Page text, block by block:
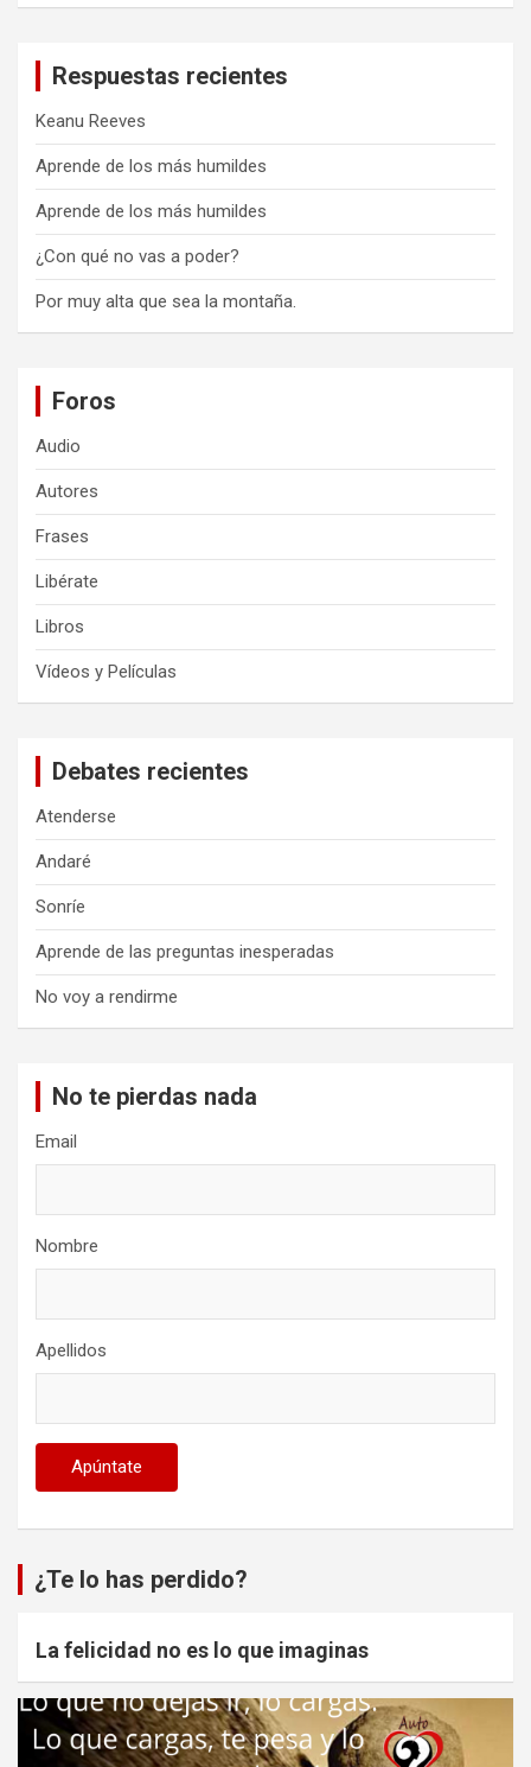
Respuestas recientes
Keanu Reeves
Aprende de los más humildes
Aprende de los más humildes
¿Con qué no vas a poder?
Por muy alta que sea la montaña.
Foros
Audio
Autores
Frases
Libérate
Libros
Vídeos y Películas
Debates recientes
Atenderse
Andaré
Sonríe
Aprende de las preguntas inesperadas
No voy a rendirme
No te pierdas nada
Email
Nombre
Apellidos
¿Te lo has perdido?
La felicidad no es lo que imaginas